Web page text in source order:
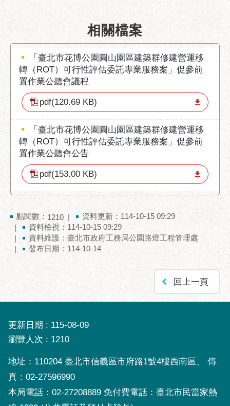
挖
資
訊
發
專
區
網
站
回
English
台
北
台
北
相關檔案
「臺北市花博公園圓山園區建築群修建營運移
轉（ROT）可行性評估委託專業服務案」促參前
置作業公聽會議程
pdf(120.69 KB)
「臺北市花博公園圓山園區建築群修建營運移
轉（ROT）可行性評估委託專業服務案」促參前
置作業公聽會公告
pdf(153.00 KB)
點閱數： 1210
資料更新：114-10-15 09:29
資料檢視：114-10-15 09:29
資料維護：臺北市政府工務局公園路燈工程管理處
發布日期：114-10-14
回上一頁
更新日期
115-08-09
瀏覽人次
1210
地址：110204 臺北市信義區市府路1號4樓西南區、 傳
真：02-27596990
本局電話：02-27208889 免付費電話：臺北市民當家熱